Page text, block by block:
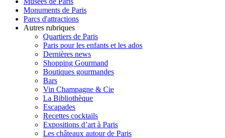
Monuments de Paris
Parcs d'attractions
Autres rubriques
Quartiers de Paris
Paris pour les enfants et les ados
Dernières news
Shopping Gourmand
Boutiques gourmandes
Bars
Vin Champagne & Cie
La Bibliothèque
Escapades
Recettes cocktails
Expositions d’art à Paris
Les châteaux autour de Paris